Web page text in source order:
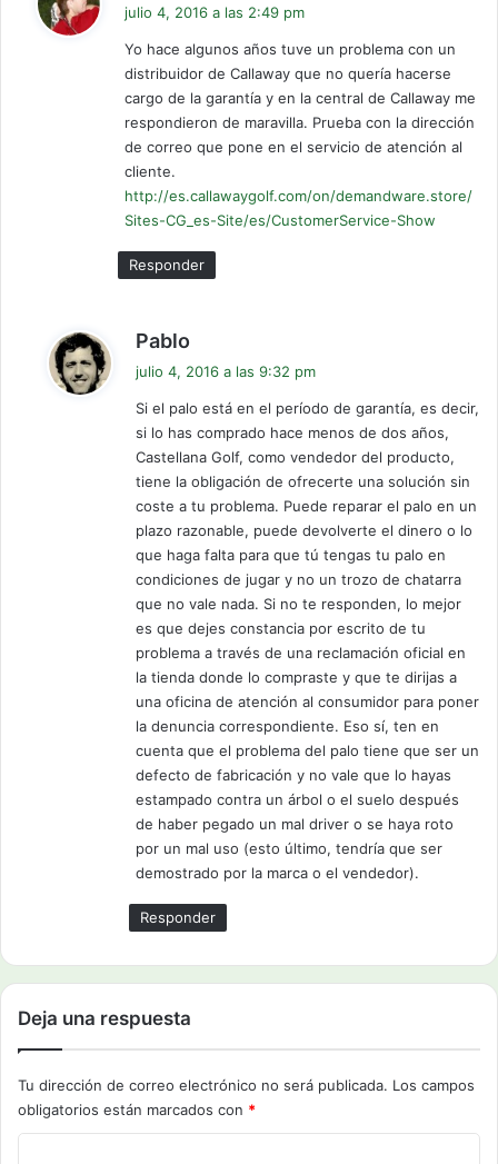
e
:
julio 4, 2016 a las 2:49 pm
Yo hace algunos años tuve un problema con un
distribuidor de Callaway que no quería hacerse
cargo de la garantía y en la central de Callaway me
respondieron de maravilla. Prueba con la dirección
de correo que pone en el servicio de atención al
cliente.
http://es.callawaygolf.com/on/demandware.store/
Sites-CG_es-Site/es/CustomerService-Show
Responder
Pablo
i
e
:
julio 4, 2016 a las 9:32 pm
Si el palo está en el período de garantía, es decir,
si lo has comprado hace menos de dos años,
Castellana Golf, como vendedor del producto,
tiene la obligación de ofrecerte una solución sin
coste a tu problema. Puede reparar el palo en un
plazo razonable, puede devolverte el dinero o lo
que haga falta para que tú tengas tu palo en
condiciones de jugar y no un trozo de chatarra
que no vale nada. Si no te responden, lo mejor
es que dejes constancia por escrito de tu
problema a través de una reclamación oficial en
la tienda donde lo compraste y que te dirijas a
una oficina de atención al consumidor para poner
la denuncia correspondiente. Eso sí, ten en
cuenta que el problema del palo tiene que ser un
defecto de fabricación y no vale que lo hayas
estampado contra un árbol o el suelo después
de haber pegado un mal driver o se haya roto
por un mal uso (esto último, tendría que ser
demostrado por la marca o el vendedor).
Responder
Deja una respuesta
Tu dirección de correo electrónico no será publicada. Los campos
obligatorios están marcados con *